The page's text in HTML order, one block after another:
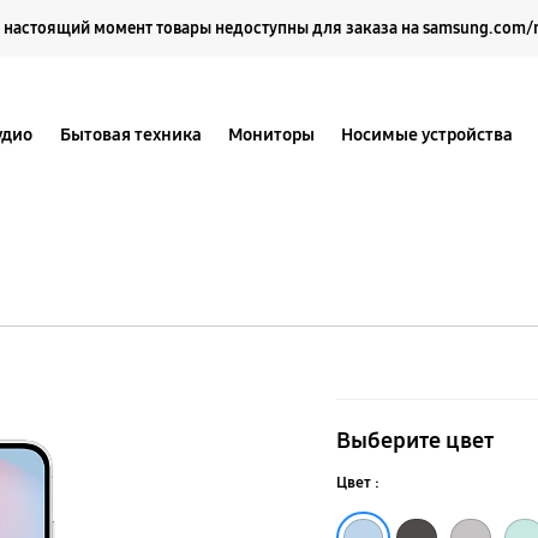
настоящий момент товары недоступны для заказа на samsung.com/
Бытовая техника Мониторы Носимые устройства
FEВыберите цвет
Цвет :